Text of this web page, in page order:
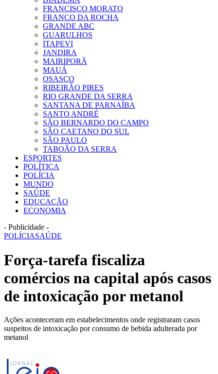
FRANCISCO MORATO
FRANCO DA ROCHA
GRANDE ABC
GUARULHOS
ITAPEVI
JANDIRA
MAIRIPORÃ
MAUÁ
OSASCO
RIBEIRÃO PIRES
RIO GRANDE DA SERRA
SANTANA DE PARNAÍBA
SANTO ANDRÉ
SÃO BERNARDO DO CAMPO
SÃO CAETANO DO SUL
SÃO PAULO
TABOÃO DA SERRA
ESPORTES
POLÍTICA
POLÍCIA
MUNDO
SAÚDE
EDUCAÇÃO
ECONOMIA
- Publicidade -
POLÍCIASAÚDE
Força-tarefa fiscaliza
comércios na capital após casos
de intoxicação por metanol
Ações aconteceram em estabelecimentos onde registraram casos
suspeitos de intoxicação por consumo de bebida adulterada por
metanol